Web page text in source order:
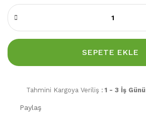
SEPETE EKLE
Tahmini Kargoya Veriliş : 1 - 3 İş Günü
Paylaş